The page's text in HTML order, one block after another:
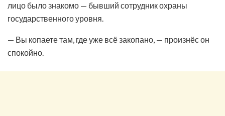
лицо было знакомо — бывший сотрудник охраны
государственного уровня.
— Вы копаете там, где уже всё закопано, — произнёс он
спокойно.